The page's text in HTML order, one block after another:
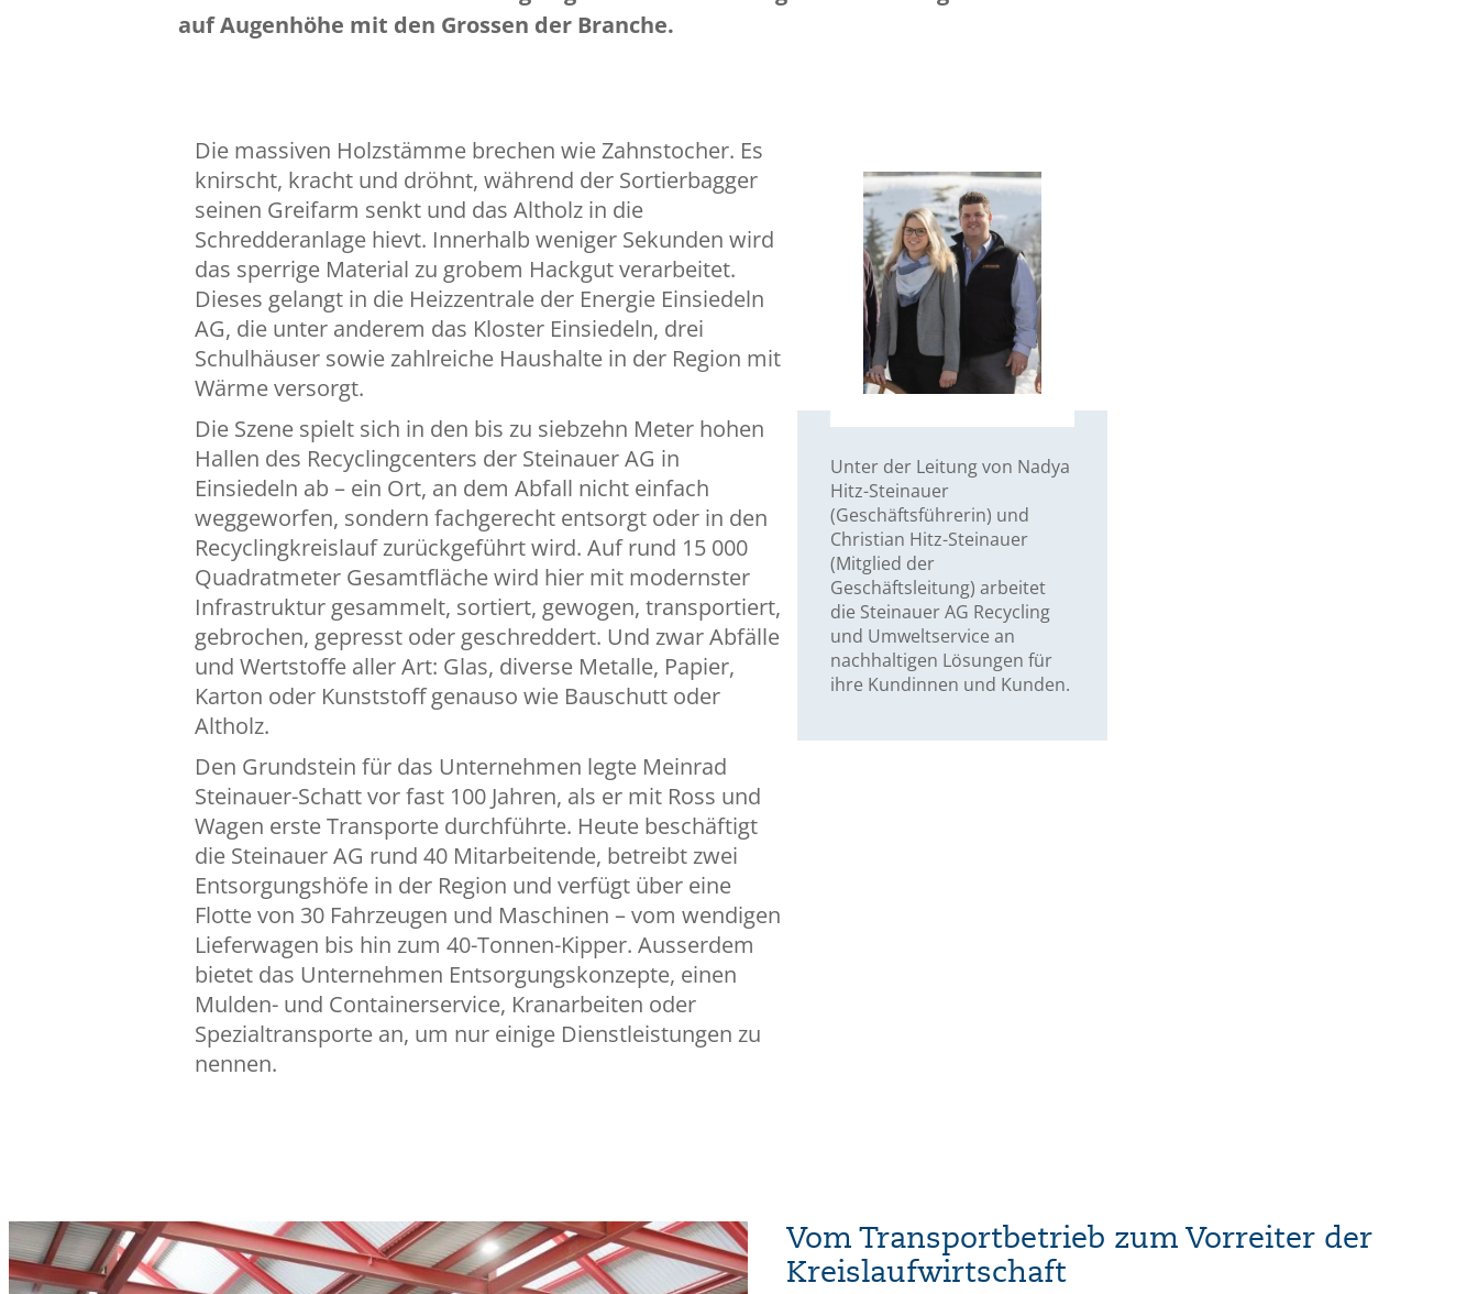
auf Augenhöhe mit den Grossen der Branche.
Die massiven Holzstämme brechen wie Zahnstocher. Es
knirscht, kracht und dröhnt, während der Sortierbagger
seinen Greifarm senkt und das Altholz in die
Schredderanlage hievt. Innerhalb weniger Sekunden wird
das sperrige Material zu grobem Hackgut verarbeitet.
Dieses gelangt in die Heizzentrale der Energie Einsiedeln
AG, die unter anderem das Kloster Einsiedeln, drei
Schulhäuser sowie zahlreiche Haushalte in der Region mit
Wärme versorgt.
Die Szene spielt sich in den bis zu siebzehn Meter hohen
Hallen des Recyclingcenters der Steinauer AG in
Einsiedeln ab – ein Ort, an dem Abfall nicht einfach
weggeworfen, sondern fachgerecht entsorgt oder in den
Recyclingkreislauf zurückgeführt wird. Auf rund 15 000
Quadratmeter Gesamtfläche wird hier mit modernster
Infrastruktur gesammelt, sortiert, gewogen, transportiert,
gebrochen, gepresst oder geschreddert. Und zwar Abfälle
und Wertstoffe aller Art: Glas, diverse Metalle, Papier,
Karton oder Kunststoff genauso wie Bauschutt oder
Altholz.
Den Grundstein für das Unternehmen legte Meinrad
Steinauer-Schatt vor fast 100 Jahren, als er mit Ross und
Wagen erste Transporte durchführte. Heute beschäftigt
die Steinauer AG rund 40 Mitarbeitende, betreibt zwei
Entsorgungshöfe in der Region und verfügt über eine
Flotte von 30 Fahrzeugen und Maschinen – vom wendigen
Lieferwagen bis hin zum 40-Tonnen-Kipper. Ausserdem
bietet das Unternehmen Entsorgungskonzepte, einen
Mulden- und Containerservice, Kranarbeiten oder
Spezialtransporte an, um nur einige Dienstleistungen zu
nennen.
Unter der Leitung von Nadya
Hitz-Steinauer
(Geschäftsführerin) und
Christian Hitz-Steinauer
(Mitglied der
Geschäftsleitung) arbeitet
die Steinauer AG Recycling
und Umweltservice an
nachhaltigen Lösungen für
ihre Kundinnen und Kunden.
Vom Transportbetrieb zum Vorreiter der
Kreislaufwirtschaft